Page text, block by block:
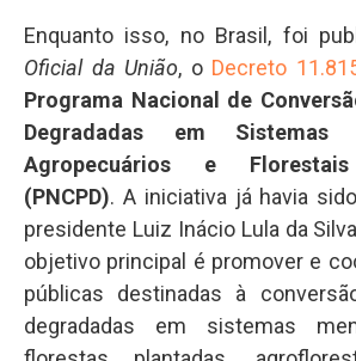
Enquanto isso, no Brasil, foi
Oficial da União, o Decreto
Programa Nacional de
Degradadas em Sistemas
Agropecuários e Florestais
(PNCPD). A iniciativa já havia
presidente Luiz Inácio Lula da
objetivo principal é promover e
públicas destinadas à
degradadas em sistemas